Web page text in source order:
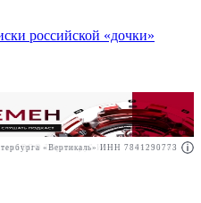
ООО "Право.ру" ИНН: 7704835288
российской «дочки»
«Вертикаль» ИНН 7841290773